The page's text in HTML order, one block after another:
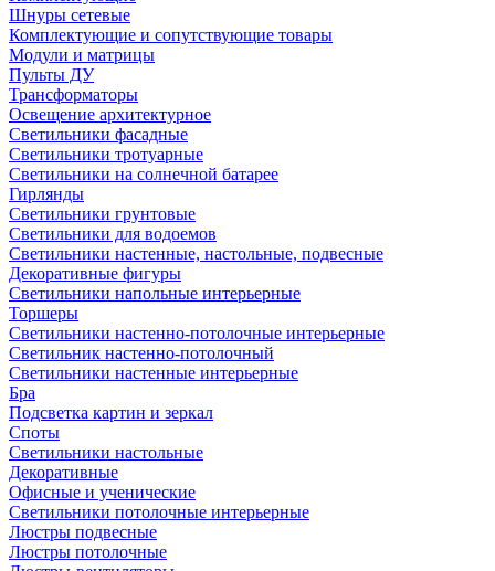
Шнуры сетевые
Комплектующие и сопутствующие товары
Модули и матрицы
Пульты ДУ
Трансформаторы
Освещение архитектурное
Светильники фасадные
Светильники тротуарные
Светильники на солнечной батарее
Гирлянды
Светильники грунтовые
Светильники для водоемов
Светильники настенные, настольные, подвесные
Декоративные фигуры
Светильники напольные интерьерные
Торшеры
Светильники настенно-потолочные интерьерные
Светильник настенно-потолочный
Светильники настенные интерьерные
Бра
Подсветка картин и зеркал
Споты
Светильники настольные
Декоративные
Офисные и ученические
Светильники потолочные интерьерные
Люстры подвесные
Люстры потолочные